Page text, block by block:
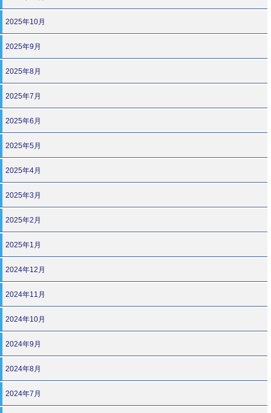
2025年10月
2025年9月
2025年8月
2025年7月
2025年6月
2025年5月
2025年4月
2025年3月
2025年2月
2025年1月
2024年12月
2024年11月
2024年10月
2024年9月
2024年8月
2024年7月